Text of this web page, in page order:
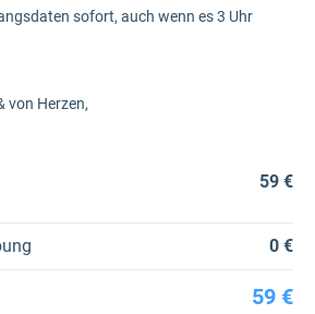
sofort, auch wenn es 3 Uhr
von Herzen,
59 €
0 €
59 €